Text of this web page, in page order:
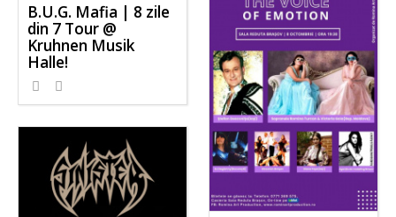
B.U.G. Mafia | 8 zile
din 7 Tour @
Kruhnen Musik
Halle!